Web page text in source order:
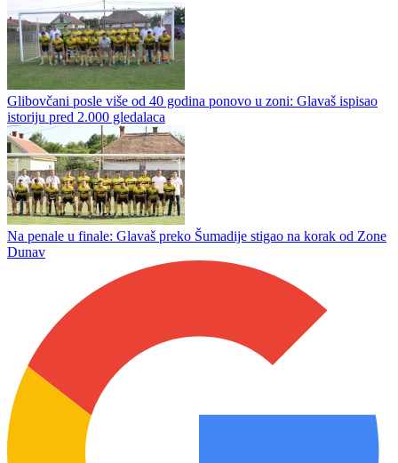
Glibovčani posle više od 40 godina ponovo u zoni: Glavaš ispisao
istoriju pred 2.000 gledalaca
Na penale u finale: Glavaš preko Šumadije stigao na korak od Zone
Dunav